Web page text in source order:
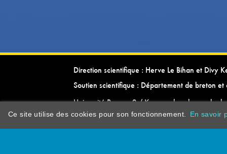
Direction scientifique : Herve Le Bihan et Divy
Soutien scientifique : Département de breton et
Université Rennes 2 / Kevrenn brezhoneg ha
Ce site utilise des cookies pour son fonctionnement. En savoir